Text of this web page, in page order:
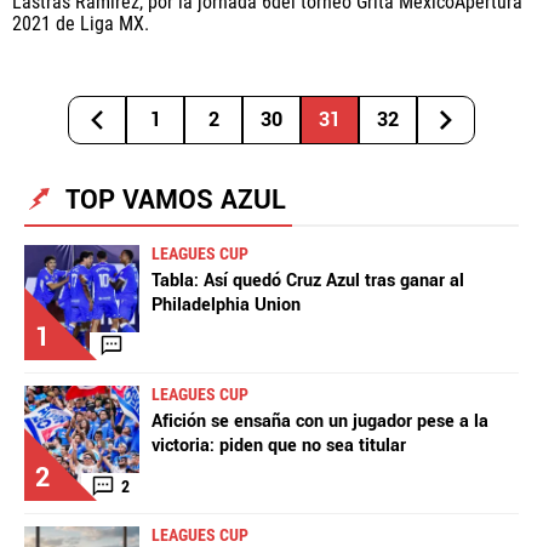
2021 de Liga MX.
1 2 30 31 32
TOP VAMOS AZUL
1
LEAGUES CUP
Tabla: Así quedó Cruz Azul tras ganar al
Philadelphia Union
2 2
LEAGUES CUP
Afición se ensaña con un jugador pese a la
victoria: piden que no sea titular
LEAGUES CUP